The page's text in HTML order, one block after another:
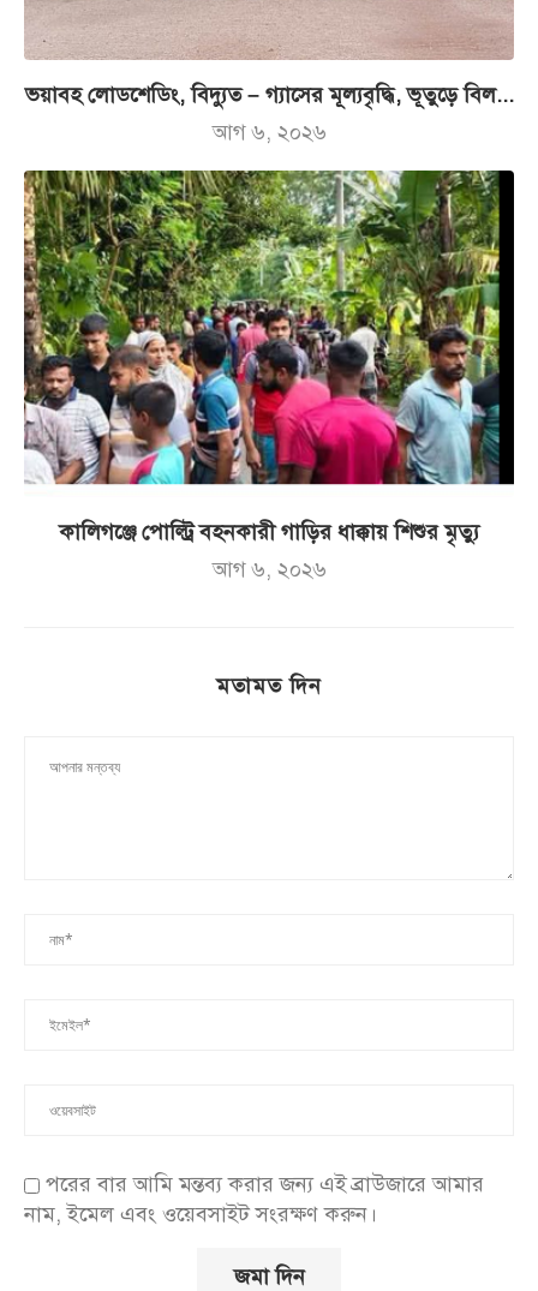
ভয়াবহ লোডশেডিং, বিদ্যুত – গ্যাসের মূল্যবৃদ্ধি, ভূতুড়ে বিল...
আগ ৬, ২০২৬
কালিগঞ্জে পোল্ট্রি বহনকারী গাড়ির ধাক্কায় শিশুর মৃত্যু
আগ ৬, ২০২৬
মতামত দিন
পরের বার আমি মন্তব্য করার জন্য এই ব্রাউজারে আমার
নাম, ইমেল এবং ওয়েবসাইট সংরক্ষণ করুন।